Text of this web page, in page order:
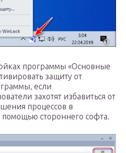
программы «Основные
защиту от
если
захотят избавиться от
процессов в
помощью стороннего софта.